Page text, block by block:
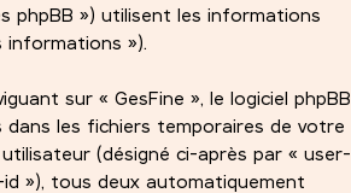
phpBB ») utilisent les informations
informations »).
sur « GesFine », le logiciel phpBB
les fichiers temporaires de votre
(désigné ci-après par « user-
»), tous deux automatiquement